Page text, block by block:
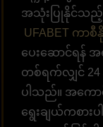
အသုံးပြုနိုင်သ
UFABET ကာစီ
ပေးဆောင်ရန်
တစ်ရက်လျှင် 24
ပါသည်။ အကော
ရွေးချယ်ကစား